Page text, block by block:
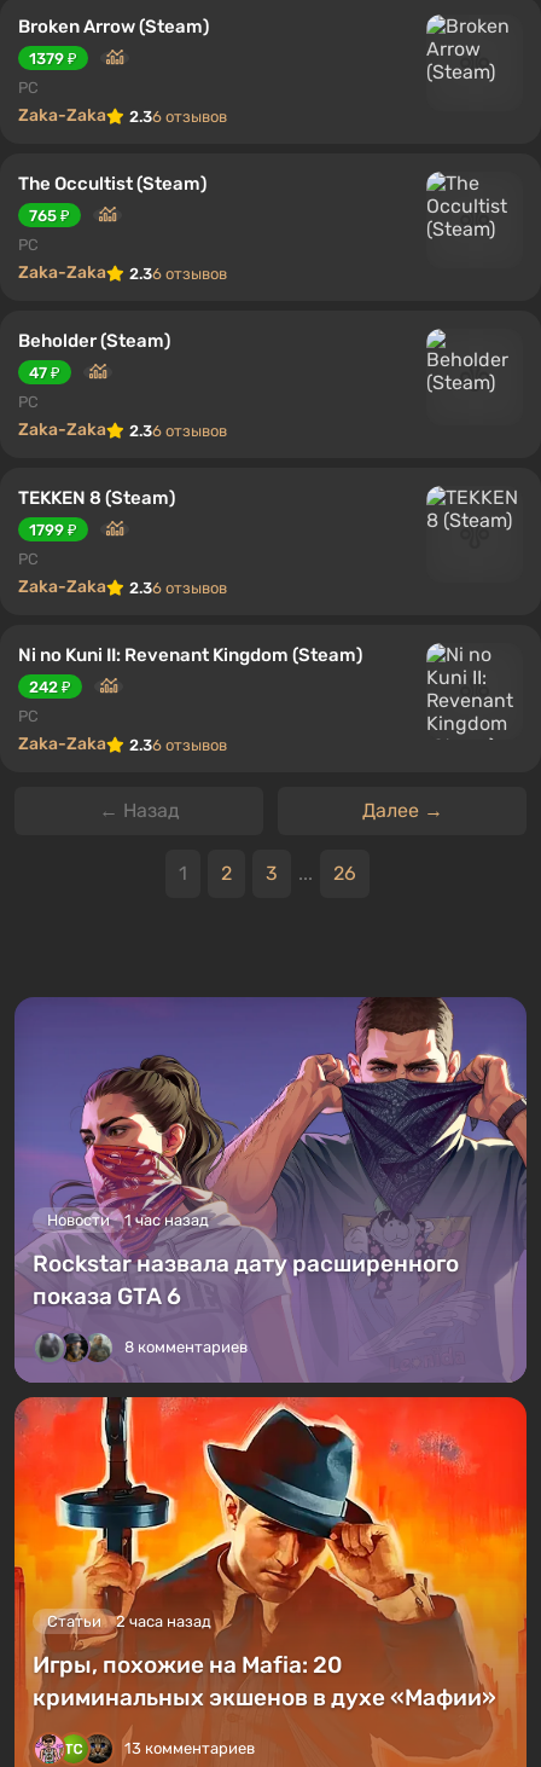
Broken Arrow (Steam)
1379 ₽
PC
Zaka-Zaka 2.36 отзывов
The Occultist (Steam)
765 ₽
PC
Zaka-Zaka 2.36 отзывов
Beholder (Steam)
47 ₽
PC
Zaka-Zaka 2.36 отзывов
TEKKEN 8 (Steam)
1799 ₽
PC
Zaka-Zaka 2.36 отзывов
Ni no Kuni II: Revenant Kingdom (Steam)
242 ₽
PC
Zaka-Zaka 2.36 отзывов
← Назад Далее →
1 2 3 ... 26
Новости 1 час назад
Rockstar назвала дату расширенного
показа GTA 6
8 комментариев
Статьи 2 часа назад
Игры, похожие на Mafia: 20
криминальных экшенов в духе «Мафии»
13 комментариев